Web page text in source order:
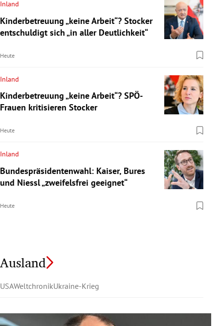
Inland
Kinderbetreuung „keine Arbeit“? Stocker
entschuldigt sich „in aller Deutlichkeit“
Heute
Inland
Kinderbetreuung „keine Arbeit“? SPÖ-
Frauen kritisieren Stocker
Heute
Inland
Bundespräsidentenwahl: Kaiser, Bures
und Niessl „zweifelsfrei geeignet“
Heute
Ausland
USAWeltchronikUkraine-Krieg